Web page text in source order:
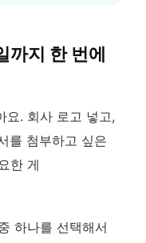
까지 한 번에
요. 회사 로고 넣고,
를 첨부하고 싶은
한 게
하나를 선택해서